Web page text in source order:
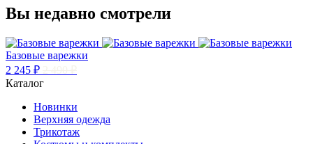
Вы недавно смотрели
Базовые варежки
2 245 ₽
Каталог
Новинки
Верхняя одежда
Трикотаж